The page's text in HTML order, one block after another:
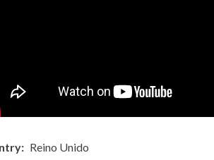
Reino Unido